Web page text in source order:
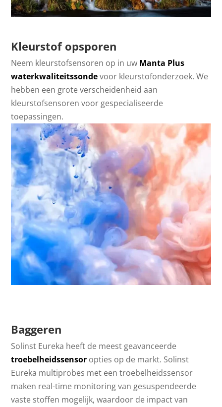
Kleurstof opsporen
Neem kleurstofsensoren op in uw Manta Plus
waterkwaliteitssondevoor kleurstofonderzoek. We
hebben een grote verscheidenheid aan
kleurstofsensoren voor gespecialiseerde
toepassingen.
Baggeren
Solinst Eureka heeft de meest geavanceerde
troebelheidssensor opties op de markt. Solinst
Eureka multiprobes met een troebelheidssensor
maken real-time monitoring van gesuspendeerde
vaste stoffen mogelijk, waardoor de impact van